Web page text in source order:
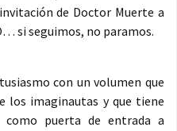
de Doctor Muerte a
si seguimos, no paramos.
con un volumen que
los imaginautas y que tiene
puerta de entrada a